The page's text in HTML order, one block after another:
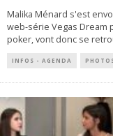
Malika Ménard s'est
web-série Vegas Dream
poker, vont donc se
INFOS - AGENDA